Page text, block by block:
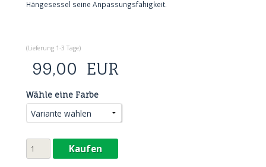
Hängesessel seine Anpassungsfähigkeit.
(Lieferung 1-3 Tage)
99,00 EUR
Wähle eine Farbe
Kaufen